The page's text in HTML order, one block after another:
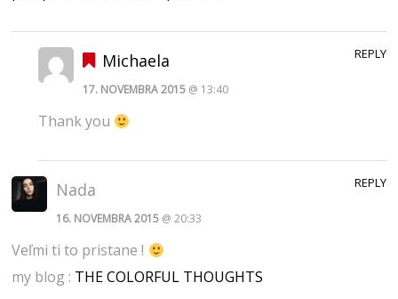
Michaela
17. NOVEMBRA 2015@ 13:40
Thank you
REPLY
Nada
16. NOVEMBRA 2015 @ 20:33
Veľmi ti to pristane !
my blog : THE COLORFUL THOUGHTS
REPLY